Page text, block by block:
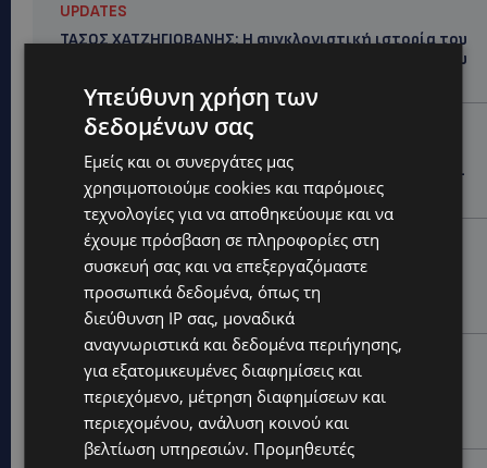
UPDATES
ΤΑΣΟΣ ΧΑΤΖΗΓΙΟΒΑΝΗΣ: Η συγκλονιστική ιστορία του
12χρονου Δημήτρη και η δωρεά των 12.500 ευρώ που
STORIES
ΕΞΩΤΙΚΑ ΖΩΑ ΣΤΗΝ ΚΥΠΡΟ: Πότε επιτρέπεται και
πότε απαγορεύεται να έχεις μαϊμού ως κατοικίδιο –
Ποια ζώα μπορείς να διατηρείς νόμιμα
UPDATES
ΧΩΡΙΣ ΣΩΣΣΙΒΙΟ Η ΘΑΛΑΣΣΙΑ ΣΥΝΔΕΣΗ ΚΥΠΡΟΥ-
ΕΛΛΑΔΑΣ: «Χωρίς επιδότηση το πλοίο δεν θα
ξανασηκώσει άγκυρα»
STORIES
ΜΑΡΙΝΟΣ ΚΩΝΣΤΑΝΤΙΝΙΔΗΣ: Οι πρωτοβουλίες για να
ξαναζωντανέψει η Μακαρίου και το κέντρο της
Λευκωσίας-(Βίντεο)
Υπεύθυνη χρήση των
δεδομένων σας
Εμείς και οι συνεργάτες μας
χρησιμοποιούμε cookies και παρόμοιες
τεχνολογίες για να αποθηκεύουμε και να
έχουμε πρόσβαση σε πληροφορίες στη
συσκευή σας και να επεξεργαζόμαστε
προσωπικά δεδομένα, όπως τη
διεύθυνση IP σας, μοναδικά
αναγνωριστικά και δεδομένα περιήγησης,
για εξατομικευμένες διαφημίσεις και
περιεχόμενο, μέτρηση διαφημίσεων και
περιεχομένου, ανάλυση κοινού και
βελτίωση υπηρεσιών. Προμηθευτές